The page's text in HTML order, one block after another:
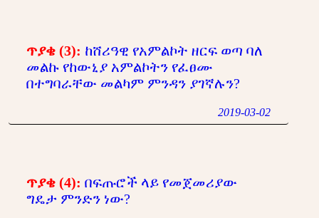
ጥያቄ (3): ከሸሪዓዊ የአምልኮት ዘርፍ ወጣ ባለ
መልኩ የከውኒያ አምልኮትን የፈፀሙ
በተግባራቸው መልካም ምንዳን ያገኛሉን?
2019-03-02
ጥያቄ (4): በፍጡሮች ላይ የመጀመሪያው
ግዴታ ምንድን ነው?